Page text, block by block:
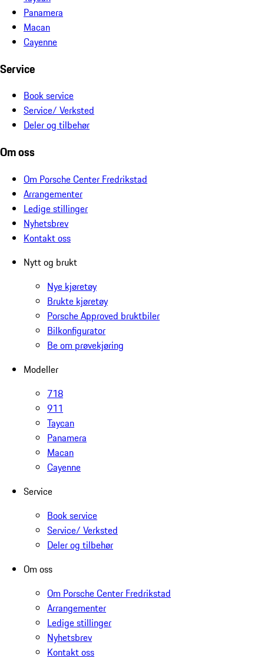
Panamera
Macan
Cayenne
Service
Book service
Service/ Verksted
Deler og tilbehør
Om oss
Om Porsche Center Fredrikstad
Arrangementer
Ledige stillinger
Nyhetsbrev
Kontakt oss
Nytt og brukt
Nye kjøretøy
Brukte kjøretøy
Porsche Approved bruktbiler
Bilkonfigurator
Be om prøvekjøring
Modeller
718
911
Taycan
Panamera
Macan
Cayenne
Service
Book service
Service/ Verksted
Deler og tilbehør
Om oss
Om Porsche Center Fredrikstad
Arrangementer
Ledige stillinger
Nyhetsbrev
Kontakt oss